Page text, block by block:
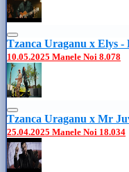
Tzanca Uraganu x Elys -
10.05.2025 Manele Noi 8.078
Tzanca Uraganu x Mr
25.04.2025 Manele Noi 18.034